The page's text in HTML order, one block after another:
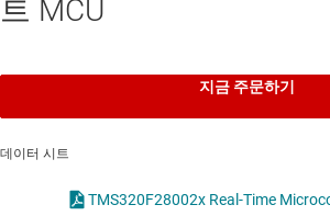
트 MCU
지금 주문하기
데이터 시트
TMS320F28002x Real-Time Microcontrollers datasheet